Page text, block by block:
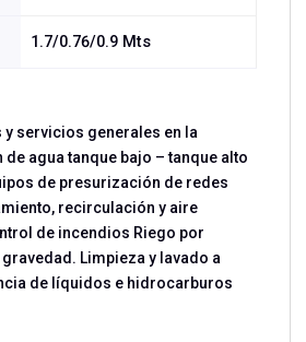
1.7/0.76/0.9 Mts
servicios generales en la
agua tanque bajo – tanque alto
de presurización de redes
recirculación y aire
de incendios Riego por
Limpieza y lavado a
de líquidos e hidrocarburos